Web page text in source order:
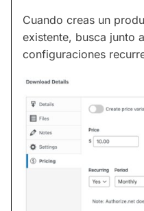
Cuando creas un
existente, busca junto
configuraciones